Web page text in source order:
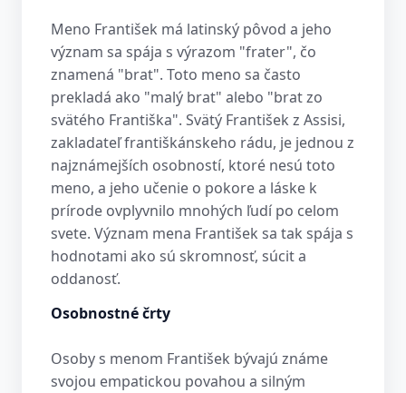
Meno František má latinský pôvod a jeho
význam sa spája s výrazom "frater", čo
znamená "brat". Toto meno sa často
prekladá ako "malý brat" alebo "brat zo
svätého Františka". Svätý František z Assisi,
zakladateľ františkánskeho rádu, je jednou z
najznámejších osobností, ktoré nesú toto
meno, a jeho učenie o pokore a láske k
prírode ovplyvnilo mnohých ľudí po celom
svete. Význam mena František sa tak spája s
hodnotami ako sú skromnosť, súcit a
oddanosť.
Osobnostné črty
Osoby s menom František bývajú známe
svojou empatickou povahou a silným